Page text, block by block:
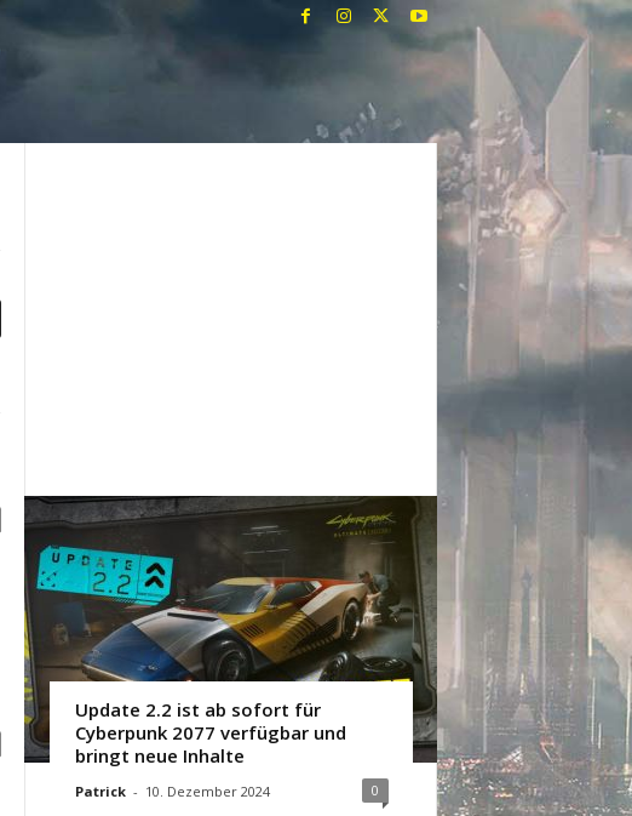
Update 2.2 ist ab sofort für
Cyberpunk 2077 verfügbar und
bringt neue Inhalte
Patrick - 10. Dezember 2024 0